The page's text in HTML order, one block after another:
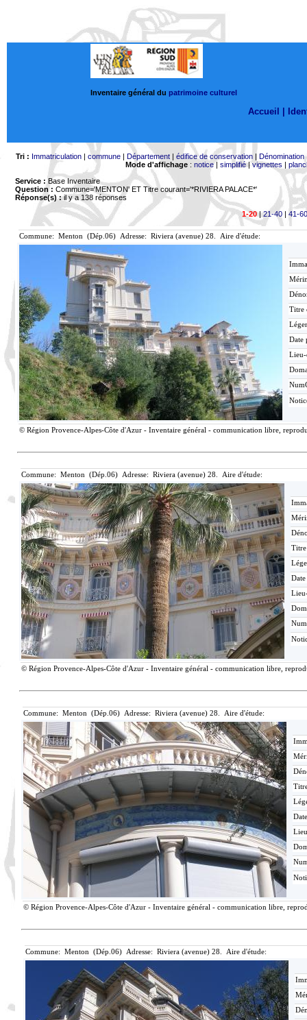
Inventaire général du patrimoine culturel
Accueil |
Tri : Immatriculation| commune| Département| édifice de conservation| Dénomination
Mode d'affichage: notice| simplifié|vignettes |
Service : Base Inventaire
Question : Commune='MENTON' ET Titre courant='*RIVIERA PALACE*'
Réponse(s) :il y a 138 réponses
1-20|21-40 | 41-60
Commune: Menton (Dép.06) Adresse: Riviera (avenue) 28. Aire d'étude:
Titre
Date
© Région Provence-Alpes-Côte d'Azur - Inventaire général - communication libre,
Commune: Menton (Dép.06) Adresse: Riviera (avenue) 28. Aire d'étude:
© Région Provence-Alpes-Côte d'Azur - Inventaire général - communication libre,
Commune: Menton (Dép.06) Adresse: Riviera (avenue) 28. Aire d'étude:
© Région Provence-Alpes-Côte d'Azur - Inventaire général - communication libre,
Commune: Menton (Dép.06) Adresse: Riviera (avenue) 28. Aire d'étude: